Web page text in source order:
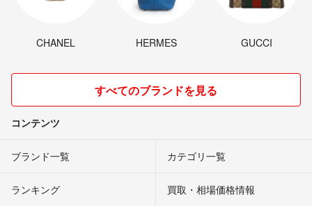
CHANEL HERMES GUCCI
すべてのブランドを見る
コンテンツ
ブランド一覧 カテゴリ一覧
ランキング 買取・相場価格情報